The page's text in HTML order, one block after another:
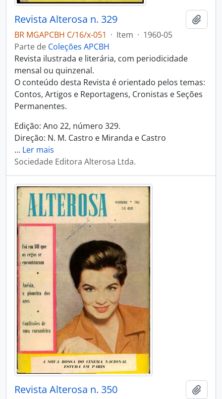
Revista Alterosa n. 329
BR MGAPCBH C/16/x-051 · Item · 1960-05
Parte de Coleções APCBH
Revista ilustrada e literária, com periodicidade
mensal ou quinzenal.
O conteúdo desta Revista é orientado pelos temas:
Contos, Artigos e Reportagens, Cronistas e Seções
Permanentes.
Edição: Ano 22, número 329.
Direção: N. M. Castro e Miranda e Castro
… Ler mais
Sociedade Editora Alterosa Ltda.
Revista Alterosa n. 350